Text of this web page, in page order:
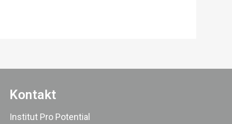
Kontakt
Institut Pro Potential